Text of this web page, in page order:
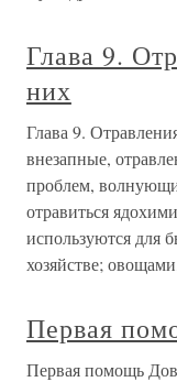
Глава 9.
них
Глава 9.
внезапные,
проблем,
отравиться
используются для
хозяйстве;
Первая
Первая помощь